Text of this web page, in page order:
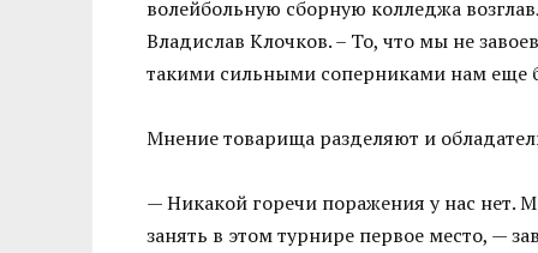
волейбольную сборную колледжа
Владислав Клочков. – То, что мы не
такими сильными соперниками нам еще
Мнение товарища разделяют и
— Никакой горечи поражения у нас нет.
занять в этом турнире первое место, —